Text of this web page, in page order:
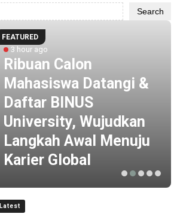
Search
FEATURED
3 hour ago
Ribuan Calon
Mahasiswa Datangi &
Daftar BINUS
University, Wujudkan
Langkah Awal Menuju
Karier Global
Latest